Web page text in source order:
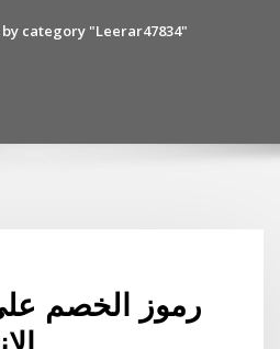
category "Leerar47834"